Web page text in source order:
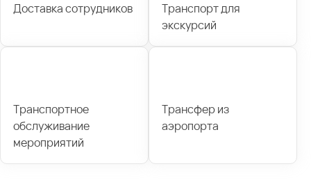
Доставка сотрудников
Транспорт для
экскурсий
Транспортное
обслуживание
мероприятий
Трансфер из
аэропорта